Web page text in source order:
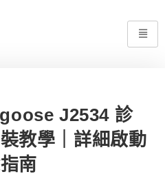
J2534 診
教學｜詳細啟動
南